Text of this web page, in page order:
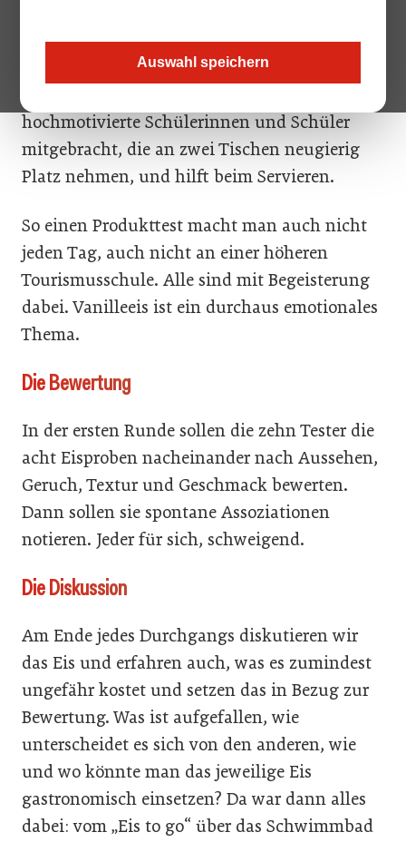
Auswahl speichern
vorbereitet. Ausreichend Teller, Besteck, Stifte,
Verkostzettel, Wasser und Spucknäpfe.
hochmotivierte Schülerinnen und Schüler
mitgebracht, die an zwei Tischen neugierig
Platz nehmen, und hilft beim Servieren.
So einen Produkttest macht man auch nicht
jeden Tag, auch nicht an einer höheren
Tourismusschule. Alle sind mit Begeisterung
dabei. Vanilleeis ist ein durchaus emotionales
Thema.
Die Bewertung
In der ersten Runde sollen die zehn Tester die
acht Eisproben nacheinander nach Aussehen,
Geruch, Textur und Geschmack bewerten.
Dann sollen sie spontane Assoziationen
notieren. Jeder für sich, schweigend.
Die Diskussion
Am Ende jedes Durchgangs diskutieren wir
das Eis und erfahren auch, was es zumindest
ungefähr kostet und setzen das in Bezug zur
Bewertung. Was ist aufgefallen, wie
unterscheidet es sich von den anderen, wie
und wo könnte man das jeweilige Eis
gastronomisch einsetzen? Da war dann alles
dabei: vom „Eis to go“ über das Schwimmbad